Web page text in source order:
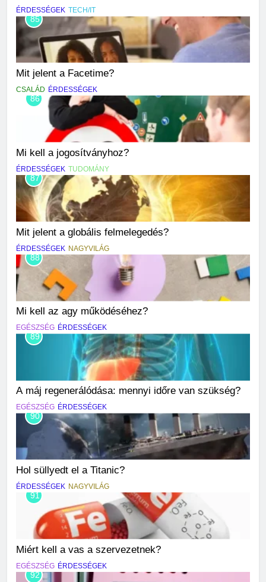
ÉRDESSÉGEK TECH/IT
85
Mit jelent a Facetime?
CSALÁD ÉRDESSÉGEK
86
Mi kell a jogosítványhoz?
ÉRDESSÉGEK TUDOMÁNY
87
Mit jelent a globális felmelegedés?
ÉRDESSÉGEK NAGYVILÁG
88
Mi kell az agy működéséhez?
EGÉSZSÉG ÉRDESSÉGEK
89
A máj regenerálódása: mennyi időre van szükség?
EGÉSZSÉG ÉRDESSÉGEK
90
Hol süllyedt el a Titanic?
ÉRDESSÉGEK NAGYVILÁG
91
Miért kell a vas a szervezetnek?
EGÉSZSÉG ÉRDESSÉGEK
92